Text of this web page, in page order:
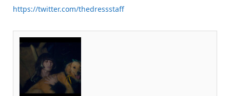
https://twitter.com/thedressstaff